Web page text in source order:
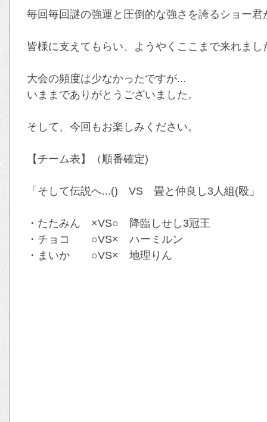
毎回毎回謎の強運と圧倒的な強さを誇るショー
皆様に支えてもらい、ようやくここまで来れまし
大会の頻度は少なかったですが...
いままでありがとうございました。
そして、今回もお楽しみください。
【チーム表】（順番確定)
「そして伝説へ...() VS 畳と仲良し3人組(殴」
・たたみん ×VS○ 降臨しせし3冠王
・チョコ ○VS× ハーミルン
・まいか ○VS× 地理りん